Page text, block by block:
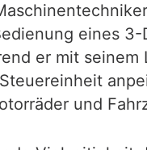
eines
er mit
und